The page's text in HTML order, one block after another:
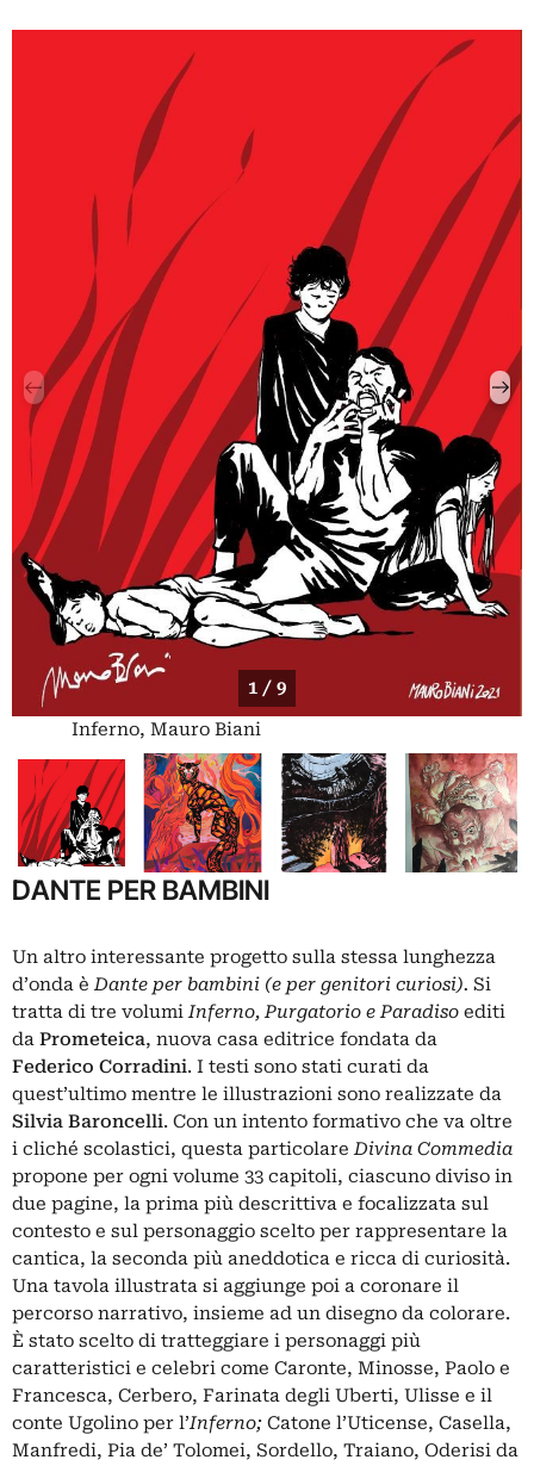
1 / 9
Inferno, Mauro Biani
DANTE PER BAMBINI
Un altro interessante progetto sulla stessa lunghezza
d’onda èDante per bambini (e per genitori curiosi). Si
tratta di tre volumi Inferno, Purgatorio e Paradiso editi
da Prometeica, nuova casa editrice fondata da
Federico Corradini. I testi sono stati curati da
quest’ultimo mentre le illustrazioni sono realizzate da
Silvia Baroncelli. Con un intento formativo che va oltre
i cliché scolastici, questa particolareDivina Commedia
propone per ogni volume 33 capitoli, ciascuno diviso in
due pagine, la prima più descrittiva e focalizzata sul
contesto e sul personaggio scelto per rappresentare la
cantica, la seconda più aneddotica e ricca di curiosità.
Una tavola illustrata si aggiunge poi a coronare il
percorso narrativo, insieme ad un disegno da colorare.
È stato scelto di tratteggiare i personaggi più
caratteristici e celebri come Caronte, Minosse, Paolo e
Francesca, Cerbero, Farinata degli Uberti, Ulisse e il
conte Ugolino per l’Inferno; Catone l’Uticense, Casella,
Manfredi, Pia de’ Tolomei, Sordello, Traiano, Oderisi da